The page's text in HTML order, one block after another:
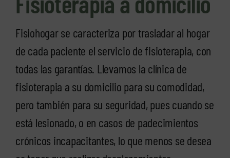
Fisiohogar se caracteriza por trasladar al hogar
de cada paciente el servicio de fisioterapia, con
todas las garantías. Llevamos la clínica de
fisioterapia a su domicilio para su comodidad,
pero también para su seguridad, pues cuando se
está lesionado, o en casos de padecimientos
crónicos incapacitantes, lo que menos se desea